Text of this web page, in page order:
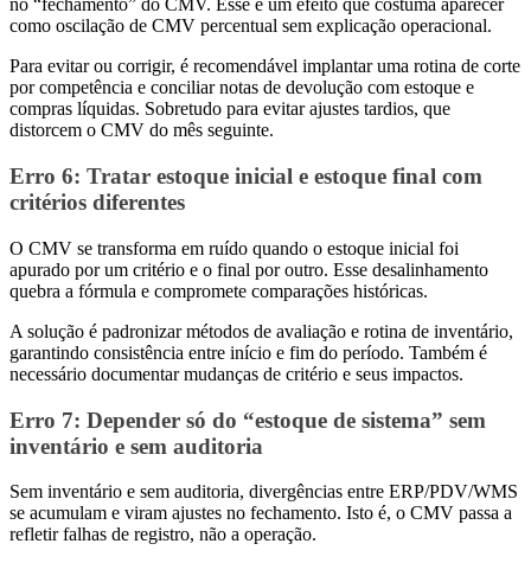
no “fechamento” do CMV. Esse é um efeito que costuma aparecer
como oscilação de CMV percentual sem explicação operacional.
Para evitar ou corrigir, é recomendável implantar uma rotina de corte
por competência e conciliar notas de devolução com estoque e
compras líquidas. Sobretudo para evitar ajustes tardios, que
distorcem o CMV do mês seguinte.
Erro 6: Tratar estoque inicial e estoque final com
critérios diferentes
O CMV se transforma em ruído quando o estoque inicial foi
apurado por um critério e o final por outro. Esse desalinhamento
quebra a fórmula e compromete comparações históricas.
A solução é padronizar métodos de avaliação e rotina de inventário,
garantindo consistência entre início e fim do período. Também é
necessário documentar mudanças de critério e seus impactos.
Erro 7: Depender só do “estoque de sistema” sem
inventário e sem auditoria
Sem inventário e sem auditoria, divergências entre ERP/PDV/WMS
se acumulam e viram ajustes no fechamento. Isto é, o CMV passa a
refletir falhas de registro, não a operação.